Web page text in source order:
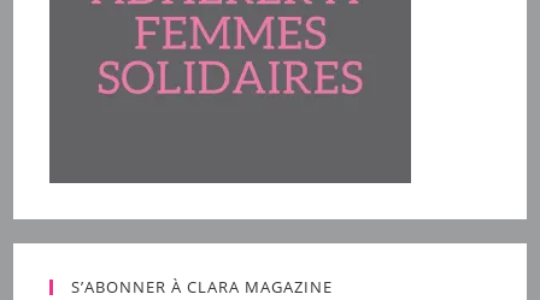
S’ABONNER À CLARA MAGAZINE